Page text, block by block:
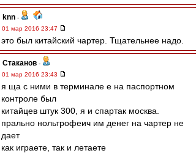
knn -
01 мар 2016 23:47
это был китайский чартер. Тщательнее надо.
Cтаканов -
01 мар 2016 23:43
я ща с ними в терминале е на паспортном
контроле был
китайцев штук 300, я и спартак москва.
прально нольтрофеич им денег на чартер не
дает
как играете, так и летаете